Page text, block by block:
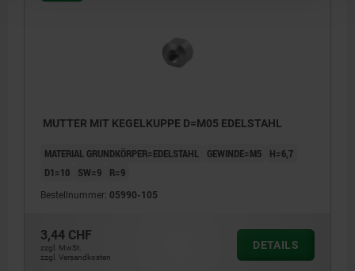
MUTTER MIT KEGELKUPPE D=M05 EDELSTAHL
MATERIAL GRUNDKÖRPER=EDELSTAHL GEWINDE=M5
H=6,7
D1=10
SW=9 R=9
Bestellnummer: 05990-105
3,44 CHF
zzgl. MwSt.
zzgl. Versandkosten
DETAILS